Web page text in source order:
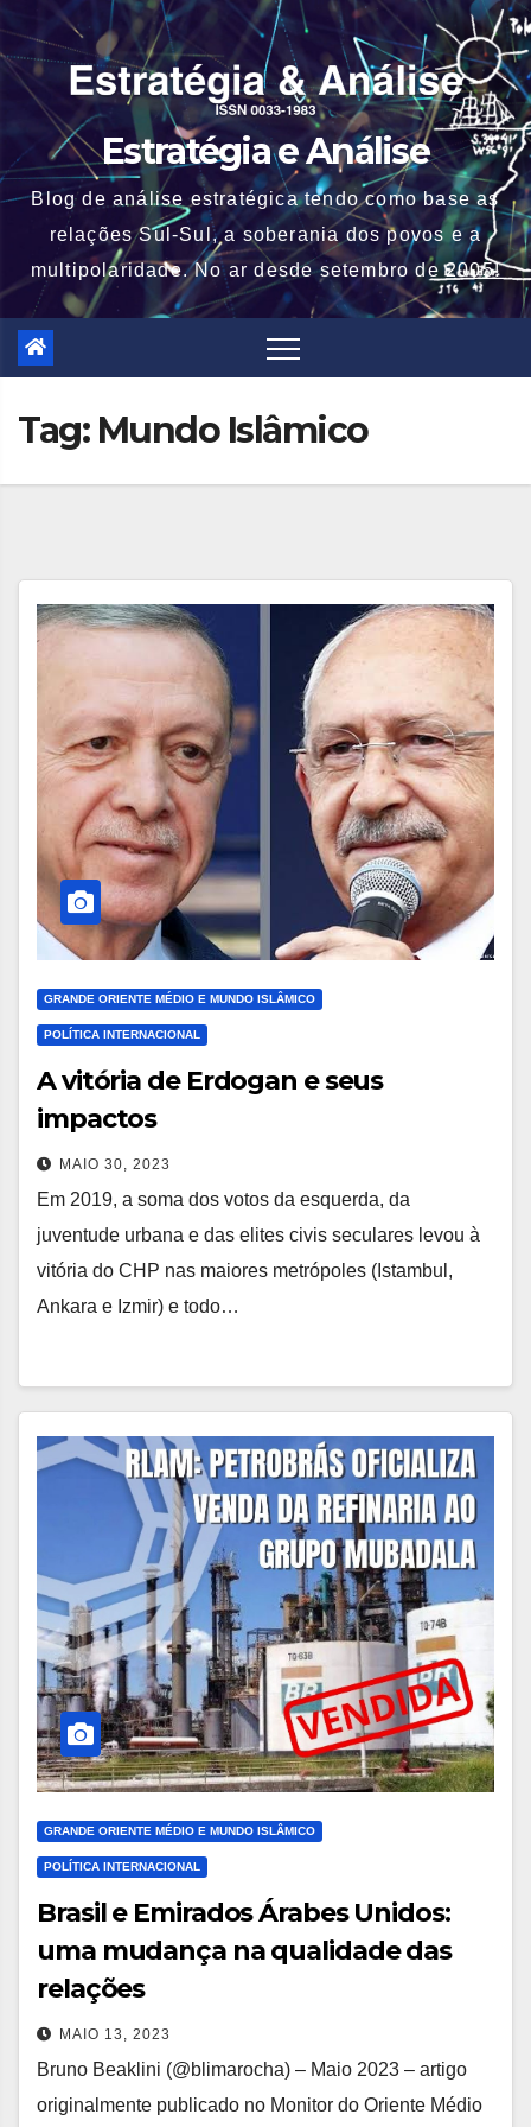
to
content
Estratégia e Análise
Blog de análise estratégica tendo como base as
relações Sul-Sul, a soberania dos povos e a
multipolaridade. No ar desde setembro de 2005!
Tag: Mundo Islâmico
GRANDE ORIENTE MÉDIO E MUNDO ISLÂMICO
POLÍTICA INTERNACIONAL
A vitória de Erdogan e seus
impactos
MAIO 30, 2023
Em 2019, a soma dos votos da esquerda, da
juventude urbana e das elites civis seculares levou à
vitória do CHP nas maiores metrópoles (Istambul,
Ankara e Izmir) e todo…
GRANDE ORIENTE MÉDIO E MUNDO ISLÂMICO
POLÍTICA INTERNACIONAL
Brasil e Emirados Árabes Unidos:
uma mudança na qualidade das
relações
MAIO 13, 2023
Bruno Beaklini (@blimarocha) – Maio 2023 – artigo
originalmente publicado no Monitor do Oriente Médio